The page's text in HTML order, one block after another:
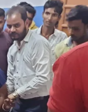
ट्रैक्टर पलटने से चालक और
ट्रॉली से जा रहे थे मजदूर
December 13, 2023
In "औरंगाबाद"